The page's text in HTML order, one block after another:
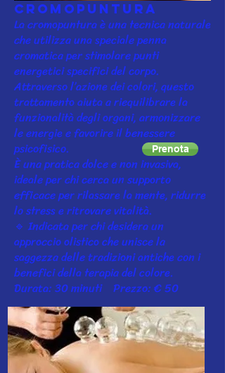
Cromopuntura
La cromopuntura è una tecnica naturale
che utilizza una speciale penna
cromatica per stimolare punti
energetici specifici del corpo.
Attraverso l’azione dei colori, questo
trattamento aiuta a riequilibrare la
funzionalità degli organi, armonizzare
le energie e favorire il benessere
psicofisico.
È una pratica dolce e non invasiva,
ideale per chi cerca un supporto
efficace per rilassare la mente, ridurre
lo stress e ritrovare vitalità.
🔹 Indicata per chi desidera un
approccio olistico che unisce la
saggezza delle tradizioni antiche con i
benefici della terapia del colore.
Durata: 30 minuti Prezzo: € 50
Prenota